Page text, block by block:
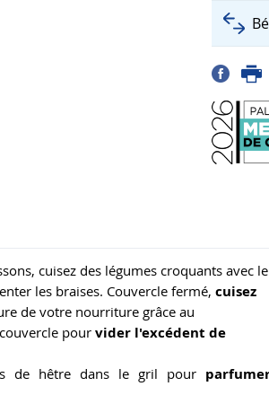
cuisez des légumes croquants avec le
les braises. Couvercle fermé, cuisez
de votre nourriture grâce au
pour vider l'excédent de
de hêtre dans le gril pour